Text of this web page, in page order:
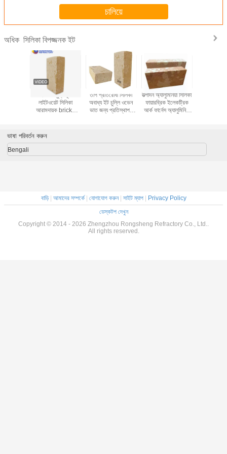
চালিয়ে
অধিক সিলিকা বিপজ্জনক ইট
হাল্কা ওজন সিলিকা ইট
জিরো সম্প্রসারণ সিলিকা
ইট
কাচের ভাটির জন্য
অ্যাসিড-প্রতিরোধক
সিলিকা ফায়ার ইট
ভাষা পরিবর্তন করুন
Bengali
বাড়ি| আমাদের সম্পর্কে| যোগাযোগ করুন| সাইট ম্যাপ|
Privacy Policy
ডেস্কটপ দেখুন
Copyright © 2014 - 2026 Zhengzhou Rongsheng Refractory Co., Ltd..
All rights reserved.